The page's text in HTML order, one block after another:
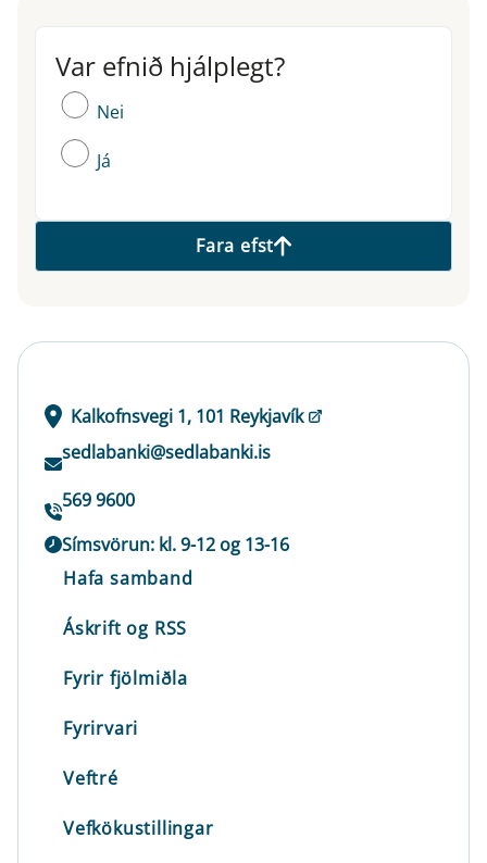
Var efnið hjálplegt?
Var efnið hjálplegt?
Nei
Já
Fara efst
Kalkofnsvegi 1, 101 Reykjavík
sedlabanki@sedlabanki.is
569 9600
Símsvörun: kl. 9-12 og 13-16
Hafa samband
Áskrift og RSS
Fyrir fjölmiðla
Fyrirvari
Veftré
Vefkökustillingar